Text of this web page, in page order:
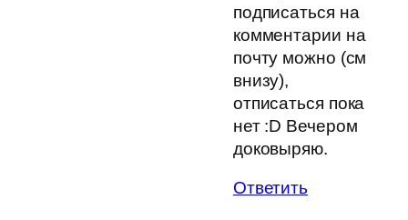
подписаться на
комментарии на
почту можно (см
внизу),
отписаться пока
нет :D Вечером
доковыряю.
Ответить